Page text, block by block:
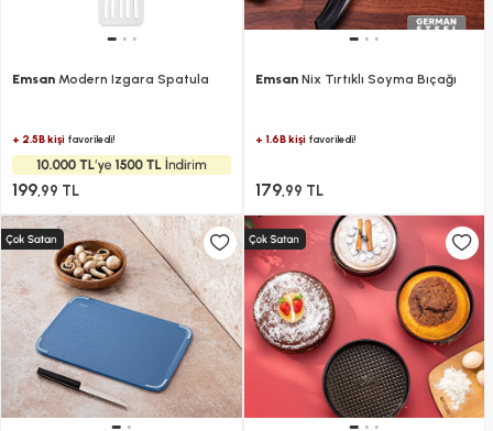
Emsan Modern Izgara Spatula
+ 2.5B kişi favoriledi!
199,99 TL
EmsanNix Tırtıklı Soyma Bıçağı
+ 1.6B kişifavoriledi!
179,99 TL